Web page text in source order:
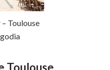
Toulouse
Toulouse